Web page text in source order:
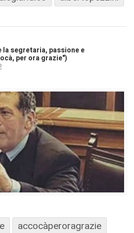
la segretaria, passione e
per ora grazie")
accocàperoragrazie